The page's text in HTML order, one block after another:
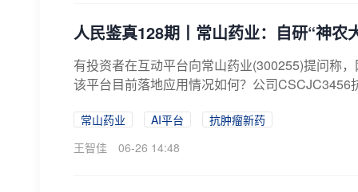
人民鉴真128期丨常山药业：自研“神农
有投资者在互动平台向常山药业(300255)提问称
该平台目前落地应用情况如何？公司CSCJC3456
常山药业 AI平台
抗肿瘤新药
王智佳
06-26 14:48